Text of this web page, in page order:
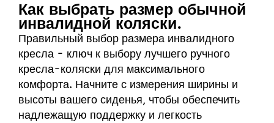
Как выбрать размер обычной
инвалидной коляски.
Правильный выбор размера инвалидного
кресла - ключ к выбору лучшего ручного
кресла-коляски для максимального
комфорта. Начните с измерения ширины и
высоты вашего сиденья, чтобы обеспечить
надлежащую поддержку и легкость